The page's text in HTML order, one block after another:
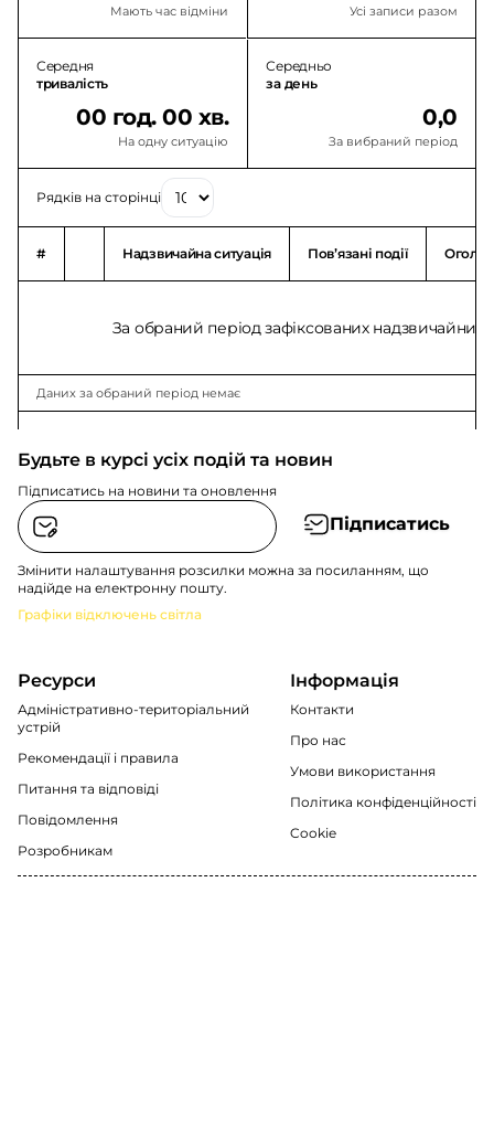
Мають час відміни Усі записи разом
Середня
тривалість
00 год. 00 хв.
На одну ситуацію
Середньо
за день
0,0
За вибраний період
Рядків на сторінці
# Надзвичайна ситуація Повʼязані події
За обраний період зафіксованих надзвичайних
Даних за обраний період немає
Будьте в курсі усіх подій та новин
Підписатись на новини та оновлення
Підписатись
Змінити налаштування розсилки можна за посиланням, що
надійде на електронну пошту.
Графіки відключень світла
Ресурси
Адміністративно-територіальний
устрій
Рекомендації i правила
Питання та відповіді
Повідомлення
Розробникам
Інформація
Контакти
Про нас
Умови використання
Політика конфіденційності
Cookie